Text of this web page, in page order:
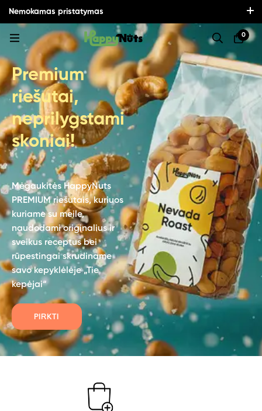
Nemokamas pristatymas
visoje Lietuvoje perkant už 30€ ir daugiau!
0
Premium
riešutai,
neprilygstami
skoniai!
Mėgaukitės HappyNuts
PREMIUM riešutais, kuriuos
kuriame su meile,
naudodami originalius ir
sveikus receptus bei
rūpestingai skrudiname
savo kepyklėlėje „Tie
kepėjai“
PIRKTI